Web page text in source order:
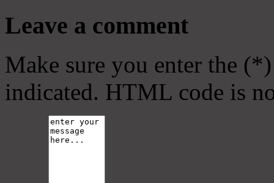
Leave a comment
Make sure you enter the
indicated. HTML code is